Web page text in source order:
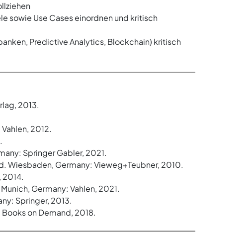
sowie Use Cases einordnen und kritisch
Predictive Analytics, Blockchain) kritisch
2013.
2012.
Springer Gabler, 2021.
Wiesbaden, Germany: Vieweg+Teubner, 2010.
Germany: Vahlen, 2021.
Springer, 2013.
on Demand, 2018.